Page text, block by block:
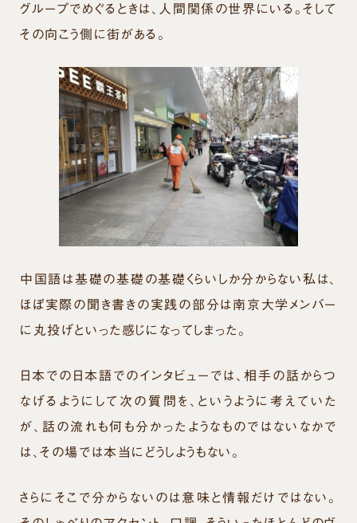
グループでめぐるときは、人間関係の世界にいる。そして
その向こう側に街がある。
中国語は基礎の基礎の基礎くらいしか分からない私は、
ほぼ実際の聞き書きの実践の部分は南京大学メンバー
に丸投げといった感じになってしまった。
日本での日本語でのインタビューでは、相手の話からつ
なげるようにして次の質問を、というように考えていた
が、話の流れも何も分かったようなものではないなかで
は、その場では本当にどうしようもない。
さらにそこで分からないのは意味と情報だけではない。